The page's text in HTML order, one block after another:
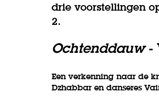
drie voorstellingen
2.
Ochtenddauw-
Een verkenning naar de
Dzhabbar en danseres